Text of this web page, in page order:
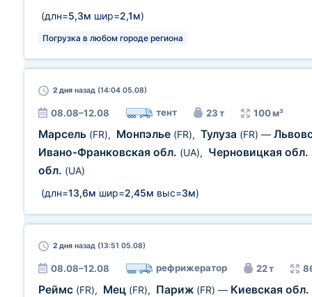
(длн=5,3м шир=2,1м)
Погрузка в любом городе региона
2 дня назад (14:04 05.08)
08.08–12.08 тент 23 т 100 м³
Марсель (FR), Монпэлье (FR), Тулуза (FR) —
Ивано-Франковская обл. (UA), Черновицкая обл.
обл. (UA)
(длн=13,6м шир=2,45м выс=3м)
2 дня назад (13:51 05.08)
08.08–12.08 рефрижератор 22 т
Реймс (FR), Мец (FR), Париж (FR) — Киевская обл.